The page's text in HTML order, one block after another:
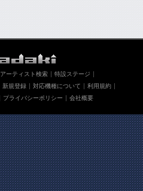
アーティスト検索
特設ステージ
新規登録 対応機種について
利用規約
プライバシーポリシー 会社概要